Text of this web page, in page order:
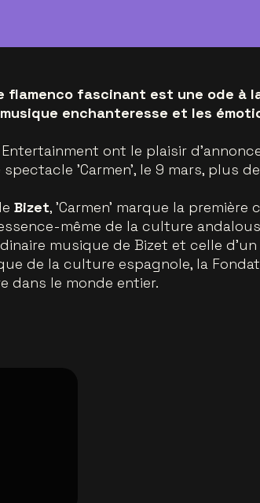
flamenco fascinant est une ode à
enchanteresse et les
ont le plaisir
'Carmen', le 9 mars, plus
Bizet, 'Carmen' marque la
même de la culture
musique de Bizet et celle
de la culture espagnole, la
dans le monde entier.